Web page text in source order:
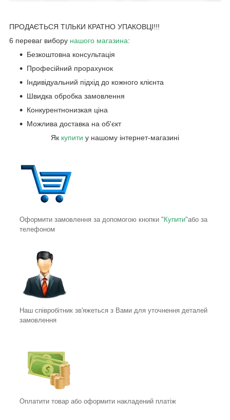
ПРОДАЄТЬСЯ ТІЛЬКИ КРАТНО УПАКОВЦІ!!!
6 переваг вибору нашого магазина:
Безкоштовна консультація
Професійний прорахунок
Індивідуальний підхід до кожного клієнта
Швидка обробка замовлення
Конкурентнонизкая ціна
Можлива доставка на об'єкт
Як купити у нашому інтернет-магазині
Оформити замовлення за допомогою кнопки " Купити"або за
телефоном
Наш співробітник зв'яжеться з Вами для уточнення деталей
замовлення
Оплатити товар або оформити накладений платіж